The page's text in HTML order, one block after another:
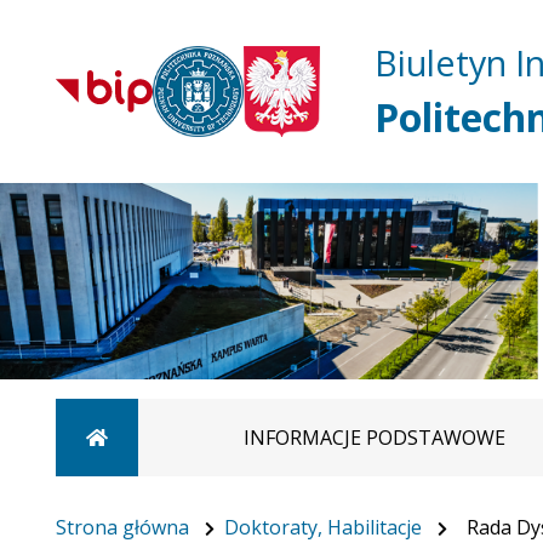
Biuletyn
Strona główna INFORMACJE PODSTAWOWE
Strona główna Doktoraty, Habilitacje Rada